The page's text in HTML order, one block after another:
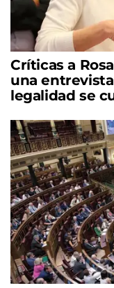
Críticas a
una
legalidad se